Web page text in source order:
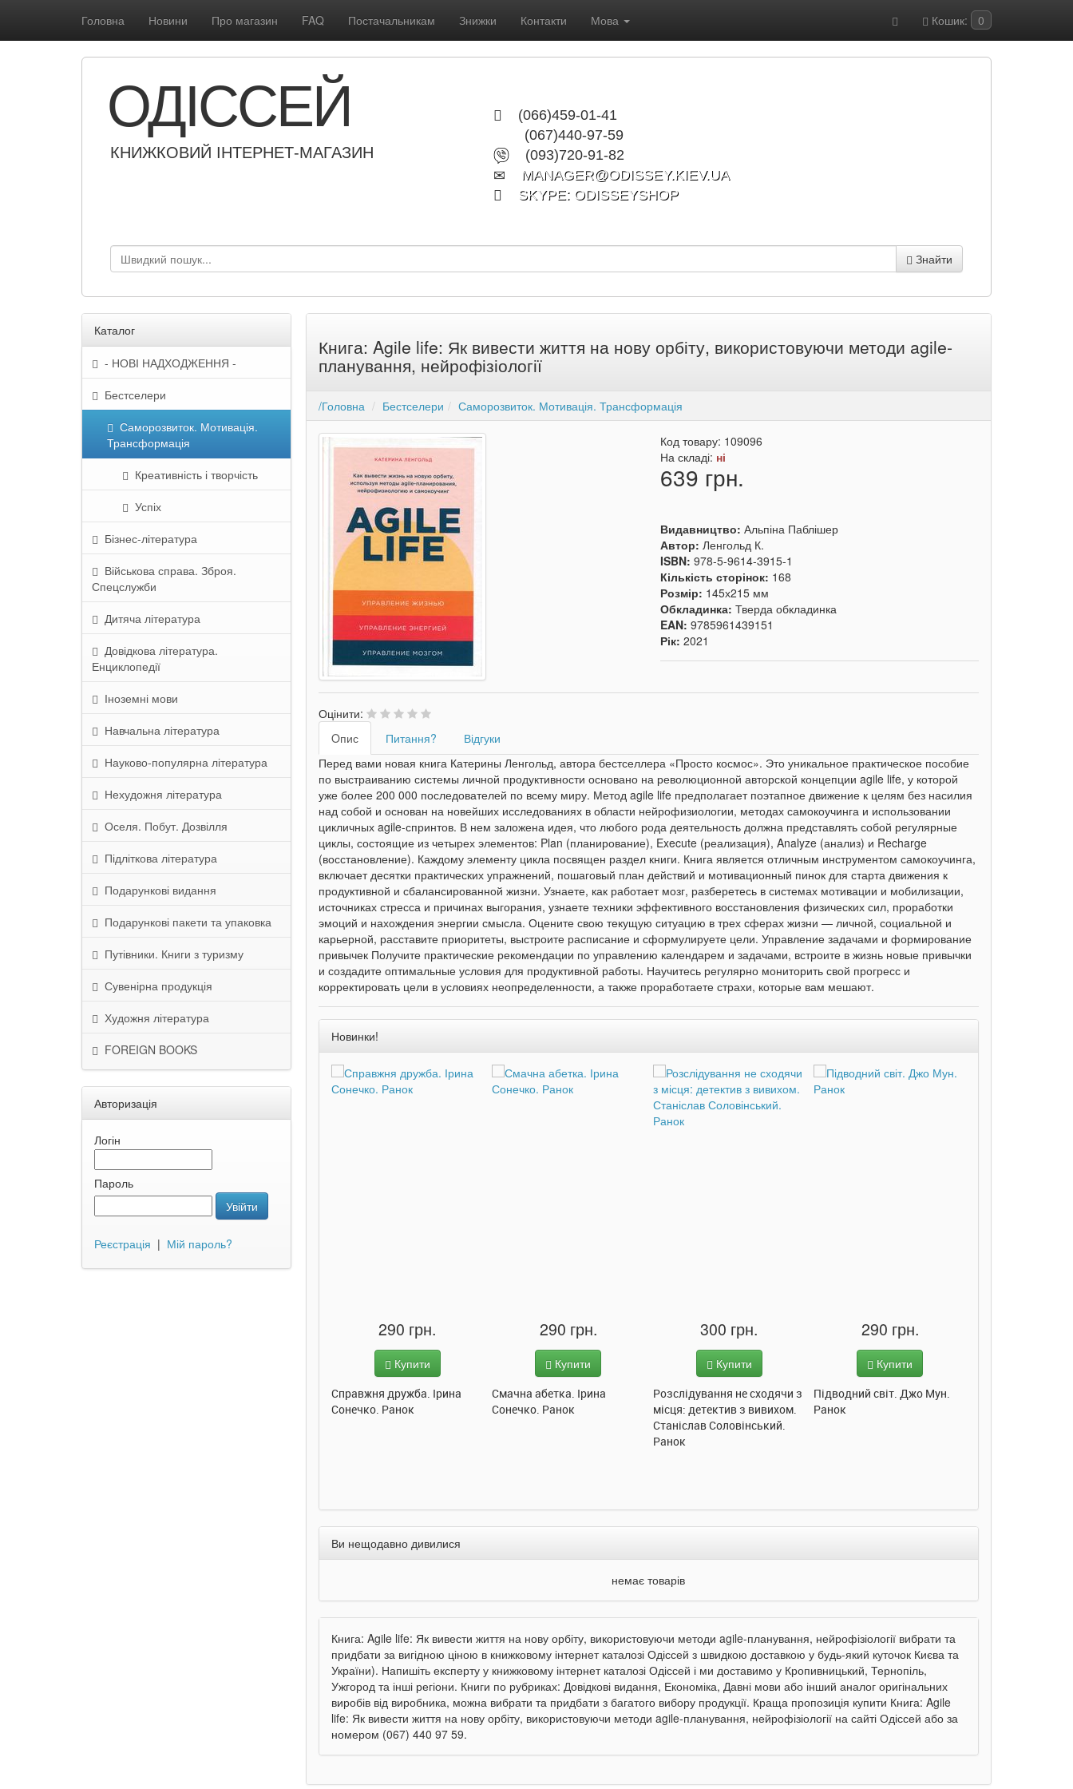
Головна Новини Про магазин FAQ Постачальникам Знижки Контакти Мова Кошик: 0
(066)459-01-41
(067)440-97-59
(093)720-91-82
MANAGER@ODISSEY.KIEV.UA
SKYPE: ODISSEYSHOP
ОДІССЕЙ
КНИЖКОВИЙ ІНТЕРНЕТ-МАГАЗИН
Знайти
Каталог
- НОВІ НАДХОДЖЕННЯ -
Бестселери
Саморозвиток. Мотивація.
Трансформація
Креативність і творчість
Успіх
Бізнес-література
Військова справа. Зброя.
Спецслужби
Дитяча література
Довідкова література.
Енциклопедії
Іноземні мови
Навчальна література
Науково-популярна література
Нехудожня література
Оселя. Побут. Дозвілля
Підліткова література
Подарункові видання
Подарункові пакети та упаковка
Путівники. Книги з туризму
Сувенірна продукція
Художня література
FOREIGN BOOKS
Авторизація
Логін
Пароль
Увійти
Реєстрація | Мій пароль?
Книга: Agile life: Як вивести життя на нову орбіту, використовуючи методи agile-
планування, нейрофізіології
/Головна Бестселери Саморозвиток. Мотивація. Трансформація
Код товару: 109096
На складі: ні
639 грн.
Видавництво:Альпіна Паблішер
Автор:Ленгольд К.
ISBN:978-5-9614-3915-1
Кількість сторінок: 168
Розмір: 145х215 мм
Обкладинка:Тверда обкладинка
EAN:9785961439151
Рік:2021
Оцінити:
Oпис
Питання?
Відгуки
Перед вами новая книга Катерины Ленгольд, автора бестселлера «Просто космос». Это уникальное практическое пособие
по выстраиванию системы личной продуктивности основано на революционной авторской концепции agile life, у которой
уже более 200 000 последователей по всему миру. Метод agile life предполагает поэтапное движение к целям без насилия
над собой и основан на новейших исследованиях в области нейрофизиологии, методах самокоучинга и использовании
цикличных agile-спринтов. В нем заложена идея, что любого рода деятельность должна представлять собой регулярные
циклы, состоящие из четырех элементов: Plan (планирование), Execute (реализация), Analyze (анализ) и Recharge
(восстановление). Каждому элементу цикла посвящен раздел книги. Книга является отличным инструментом самокоучинга,
включает десятки практических упражнений, пошаговый план действий и мотивационный пинок для старта движения к
продуктивной и сбалансированной жизни. Узнаете, как работает мозг, разберетесь в системах мотивации и мобилизации,
источниках стресса и причинах выгорания, узнаете техники эффективного восстановления физических сил, проработки
эмоций и нахождения энергии смысла. Оцените свою текущую ситуацию в трех сферах жизни — личной, социальной и
карьерной, расставите приоритеты, выстроите расписание и сформулируете цели. Управление задачами и формирование
привычек Получите практические рекомендации по управлению календарем и задачами, встроите в жизнь новые привычки
и создадите оптимальные условия для продуктивной работы. Научитесь регулярно мониторить свой прогресс и
корректировать цели в условиях неопределенности, а также проработаете страхи, которые вам мешают.
Новинки!
290 грн.
Купити
Справжня дружба. Ірина
Сонечко. Ранок
290 грн.
Купити
Смачна абетка. Ірина
Сонечко. Ранок
300 грн.
Купити
Розслідування не сходячи з
місця: детектив з вивихом.
Станіслав Соловінський.
Ранок
290 грн.
Купити
Підводний світ. Джо Мун.
Ранок
Ви нещодавно дивилися
немає товарів
Книга: Agile life: Як вивести життя на нову орбіту, використовуючи методи agile-планування, нейрофізіології вибрати та
придбати за вигідною ціною в книжковому інтернет каталозі Одіссей з швидкою доставкою у будь-який куточок Києва та
України). Напишіть експерту у книжковому інтернет каталозі Одіссей і ми доставимо у Кропивницький, Тернопіль,
Ужгород та інші регіони. Книги по рубриках: Довідкові видання, Економіка, Давні мови або інший аналог оригінальних
виробів від виробника, можна вибрати та придбати з багатого вибору продукції. Краща пропозиція купити Книга: Agile
life: Як вивести життя на нову орбіту, використовуючи методи agile-планування, нейрофізіології на сайті Одіссей або за
номером (067) 440 97 59.